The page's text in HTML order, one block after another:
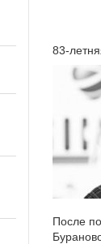
83-
После